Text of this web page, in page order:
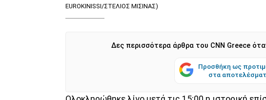
EUROKINISSI/ΣΤΕΛΙΟΣ ΜΙΣΙΝΑΣ)
Δες περισσότερα άρθρα του CNN Greece
Προσθήκη ως
στα